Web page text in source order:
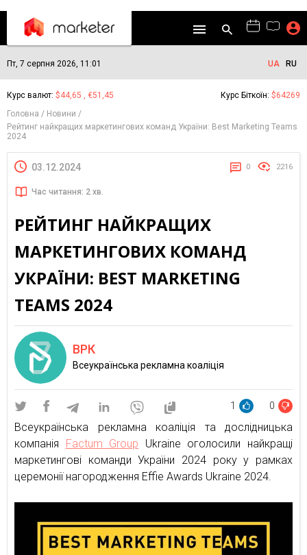
Пт, 7 серпня 2026, 11:01 UA RU
Курс валют: $44,65 , €51,45 Курс Біткоїн: $64269
Головна
Новини
Рейтинг найкращих маркетингових команд України: Best Marketing Teams
2024
03.12.2024 0 2216
Час читання: 2 хв.
РЕЙТИНГ НАЙКРАЩИХ
МАРКЕТИНГОВИХ КОМАНД
УКРАЇНИ: BEST MARKETING
TEAMS 2024
ВРК
Всеукраїнська рекламна коаліція
1 0
Всеукраїнська рекламна коаліція та дослідницька
компанія Factum Group Ukraine оголосили найкращі
маркетингові команди України 2024 року у рамках
церемонії нагородження Effie Awards Ukraine 2024.